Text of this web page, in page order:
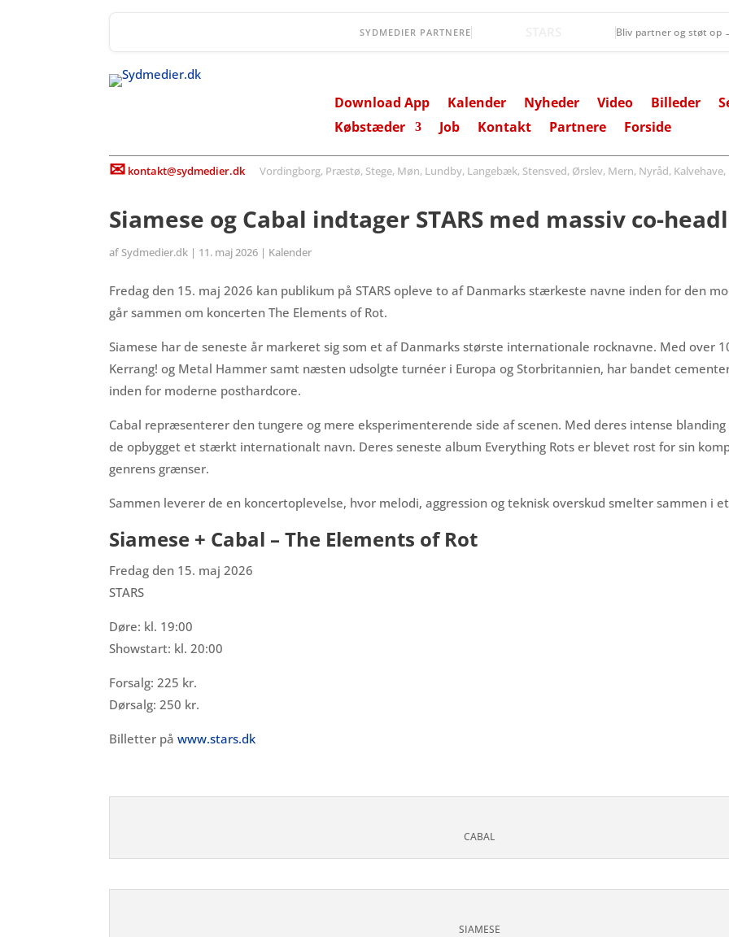
SYDMEDIER PARTNERE Bliv partner og støt op
Download App Kalender Nyheder Video Billeder
Købstæder
Job Kontakt Partnere Forside
✉ kontakt@sydmedier.dkVordingborg, Præstø, Stege, Møn, Lundby, Langebæk, Stensved, Ørslev, Mern, Nyråd, Kalvehave,
Siamese og Cabal indtager STARS med massiv co-
af Sydmedier.dk | 11. maj 2026 | Kalender
Fredag den 15. maj 2026 kan publikum på STARS opleve to af Danmarks stærkeste navne inden for den
går sammen om koncerten The Elements of Rot.
Siamese har de seneste år markeret sig som et af Danmarks største internationale rocknavne. Med over
Kerrang! og Metal Hammer samt næsten udsolgte turnéer i Europa og Storbritannien, har bandet
inden for moderne posthardcore.
Cabal repræsenterer den tungere og mere eksperimenterende side af scenen. Med deres intense
de opbygget et stærkt internationalt navn. Deres seneste album Everything Rots er blevet rost for sin
genrens grænser.
Sammen leverer de en koncertoplevelse, hvor melodi, aggression og teknisk overskud smelter sammen i
Siamese + Cabal – The Elements of Rot
Fredag den 15. maj 2026
STARS
Døre: kl. 19:00
Showstart: kl. 20:00
Forsalg: 225 kr.
Dørsalg: 250 kr.
Billetter påwww.stars.dk
CABAL
SIAMESE